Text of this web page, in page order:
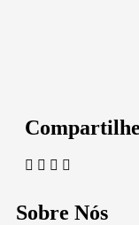
Sobre Nós